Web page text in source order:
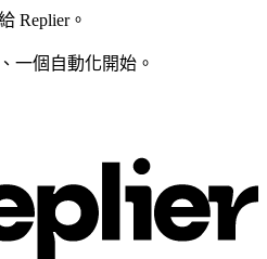
Replier。
一個自動化開始。